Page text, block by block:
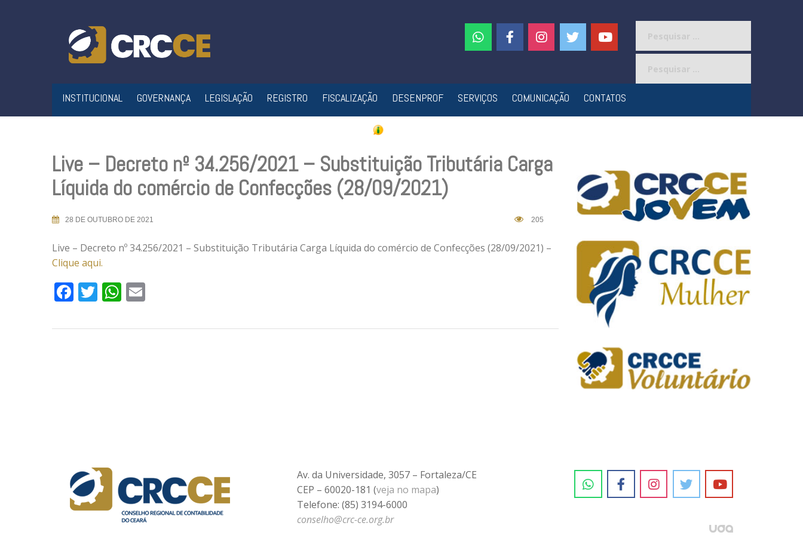
INSTITUCIONAL GOVERNANÇA LEGISLAÇÃO REGISTRO FISCALIZAÇÃO DESENPROF SERVIÇOS COMUNICAÇÃO CONTATOS
Live – Decreto nº 34.256/2021 – Substituição Tributária Carga
Líquida do comércio de Confecções (28/09/2021)
28 DE OUTUBRO DE 2021 205
Live – Decreto nº 34.256/2021 – Substituição Tributária Carga Líquida do comércio de Confecções (28/09/2021) –
Clique aqui.
Facebook
TwitterWhatsApp
Av. da Universidade, 3057 – Fortaleza/CE
CEP – 60020-181 (veja no mapa)
Telefone: (85) 3194-6000
conselho@crc-ce.org.br